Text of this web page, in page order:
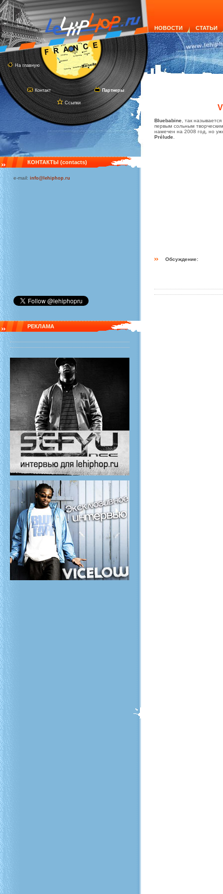
На главную
Контакт
Ссылки
Партнеры
НОВОСТИ СТАТЬИ
КОНТАКТЫ (contacts)
e-mail: info@lehiphop.ru
РЕКЛАМА
Bluebabine , так
первым сольным
намечен на 2008 год, но
Prélude
Обсуждение: